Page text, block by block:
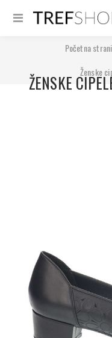
Početna
Ženske
ŽENSKE